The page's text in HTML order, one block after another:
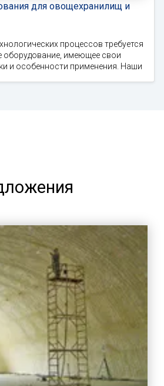
для овощехранилищ и
процессов требуется
оборудование, имеющее свои
и особенности применения. Наши